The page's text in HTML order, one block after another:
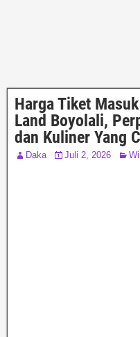
Harga Tiket
Land Boyolali,
dan Kuliner Yang
Daka Juli 2, 2026